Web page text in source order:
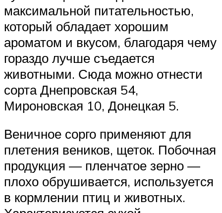
максимальной питательностью,
который обладает хорошим
ароматом и вкусом, благодаря чему
гораздо лучше съедается
животными. Сюда можно отнести
сорта Днепровская 54,
Мироновская 10, Донецкая 5.
Веничное сорго применяют для
плетения веников, щеток. Побочная
продукция — пленчатое зерно —
плохо обрушивается, используется
в кормлении птиц и животных.